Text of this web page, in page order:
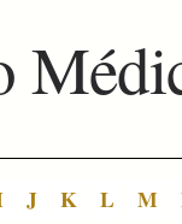
J K L M